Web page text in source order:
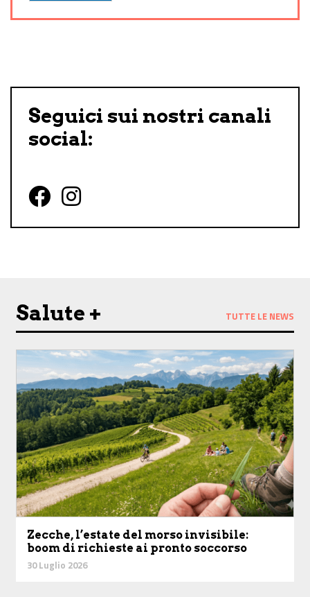
Seguici sui nostri canali
social:
Follow us on Facebook
Follow us on Instagram
Salute + TUTTE LE NEWS
Zecche, l’estate del morso invisibile:
boom di richieste ai pronto soccorso
30 Luglio 2026